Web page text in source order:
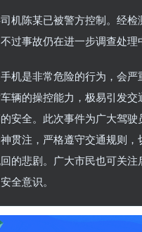
机陈某已被警方控制。经检
过事故仍在进一步调查处理
机是非常危险的行为，会严
辆的操控能力，极易引发交
安全。此次事件为广大驾驶
贯注，严格遵守交通规则，
的悲剧。广大市民也可关
全意识。